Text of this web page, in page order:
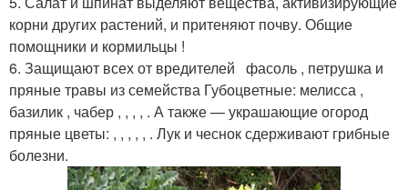
корни других растений, и притеняют почву. Общие
помощники и кормильцы !
6. Защищают всех от вредителей фасоль , петрушка и
пряные травы из семейства Губоцветные: мелисса ,
базилик , чабер , , , , . А также — украшающие огород
пряные цветы: , , , , , . Лук и чеснок сдерживают грибные
болезни.